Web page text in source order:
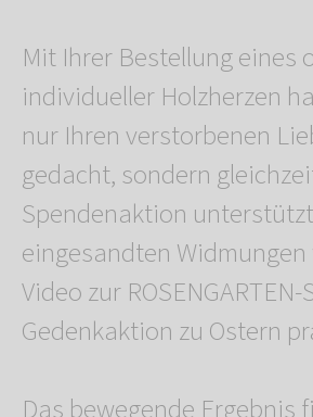
Mit Ihrer Bestellung eines
individueller Holzherzen
nur Ihren verstorbenen
gedacht, sondern
Spendenaktion
eingesandten
Video zur
Gedenkaktion zu Ostern
Das bewegende Ergebnis